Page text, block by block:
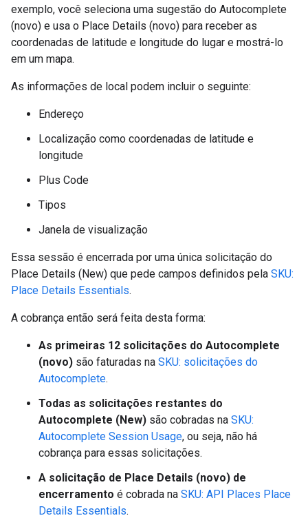
exemplo, você seleciona uma sugestão do Autocomplete
(novo) e usa o Place Details (novo) para receber as
coordenadas de latitude e longitude do lugar e mostrá-lo
em um mapa.
As informações de local podem incluir o seguinte:
Endereço
Localização como coordenadas de latitude e
longitude
Plus Code
Tipos
Janela de visualização
Essa sessão é encerrada por uma única solicitação do
Place Details (New) que pede campos definidos pela SKU:
Place Details Essentials.
A cobrança então será feita desta forma:
As primeiras 12 solicitações do Autocomplete
(novo) são faturadas na SKU: solicitações do
Autocomplete.
Todas as solicitações restantes do
Autocomplete (New) são cobradas na SKU:
Autocomplete Session Usage, ou seja, não há
cobrança para essas solicitações.
A solicitação de Place Details (novo) de
encerramento é cobrada na SKU: API Places Place
Details Essentials.